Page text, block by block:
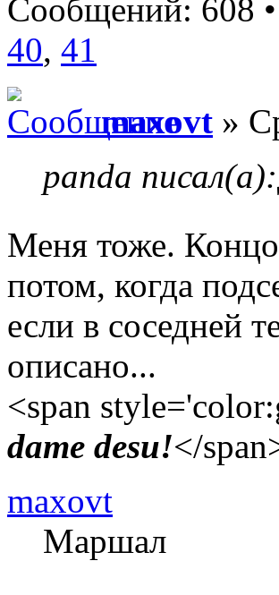
Сообщений: 608 •
40, 41
maxovt »
panda писал(а):
Меня тоже.
потом, когда
если в соседней
описано...
<span
dame desu!</
maxovt
Маршал